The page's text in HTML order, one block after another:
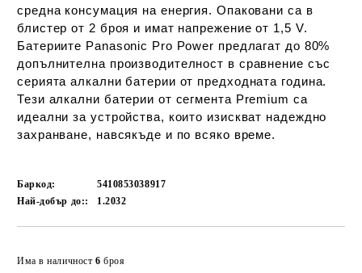
средна консумация на енергия. Опаковани са в
блистер от 2 броя и имат напрежение от 1,5 V.
Батериите Panasonic Pro Power предлагат до 80%
допълнителна производителност в сравнение със
серията алкални батерии от предходната година.
Тези алкални батерии от сегмента Premium са
идеални за устройства, които изискват надеждно
захранване, навсякъде и по всяко време.
Баркод:
5410853038917
Най-добър до::
1.2032
Има в наличност 6 броя